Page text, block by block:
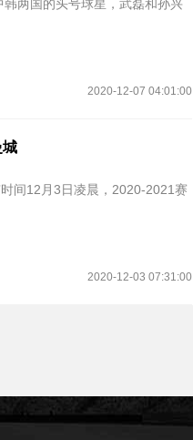
2020-12-07 04:01:00
城
2020-12-03 07:31:00